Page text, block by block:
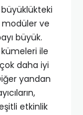
büyüklükteki
modüler ve
büyük.
ile
daha iyi
yandan
etkinlik